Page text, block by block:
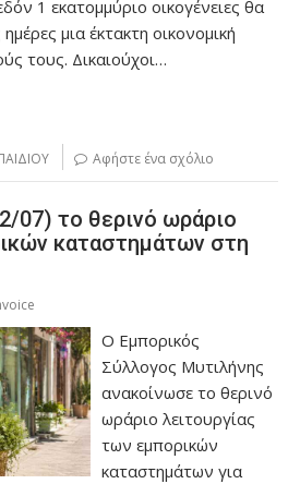
1 εκατομμύριο οικογένειες θα
μια έκτακτη οικονομική
τους. Δικαιούχοι…
Αφήστε ένα σχόλιο
07) το θερινό ωράριο
καταστημάτων στη
Ο Εμπορικός
Σύλλογος Μυτιλήνης
ανακοίνωσε το θερινό
ωράριο λειτουργίας
των εμπορικών
καταστημάτων για